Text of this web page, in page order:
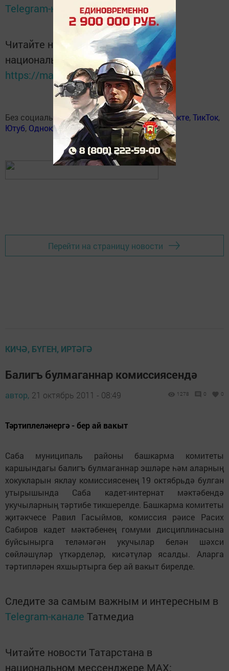
Telegram-каналеТатмедиа
Читайте новости Татарстана в
национальном мессенджере MАХ:
https://max.ru/tatmedia
Без социаль челтәрләрдә:Телеграм,ВКонтакте,ТикТок,
Ютуб, Одноклассники,Твиттер,Яндекс.Дзен
Перейти на страницу новости
КИЧӘ, БҮГЕН, ИРТӘГӘ
Балигъ булмаганнар комиссиясендә
автор, 21 октябрь 2011 - 08:49 1278 0 0
Тәртиплеләнергә - бер ай вакыт
Саба муниципаль районы башкарма комитеты
каршындагы балигъ булмаганнар эшләре һәм аларның
хокукларын яклау комиссиясенең 19 октябрьдә булган
утырышында Саба кадет-интернат мәктәбендә
укучыларның тәртибе тикшерелде. Башкарма комитеты
җитәкчесе Равил Гасыймов, комиссия рәисе Расих
Сабиров кадет мәктәбенең гомуми дисциплинасына
буйсынырга теләмәгән укучылар белән шәхси
сөйләшүләр үткәрделәр, кисәтүләр ясалды. Аларга
тәртипләрен яхшыртырга бер ай вакыт бирелде.
Следите за самым важным и интересным в
Telegram-канале Татмедиа
Читайте новости Татарстана в
национальном мессенджере MАХ: